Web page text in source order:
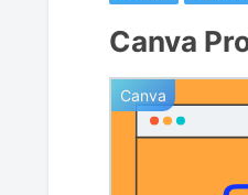
Canva
Canva